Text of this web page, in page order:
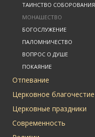
ТАИНСТВО СОБОРОВАНИЯ
МОНАШЕСТВО
БОГОСЛУЖЕНИЕ
ПАЛОМНИЧЕСТВО
ВОПРОС О ДУШЕ
ПОКАЯНИЕ
Отпевание
Церковное благочестие
Церковные праздники
Современность